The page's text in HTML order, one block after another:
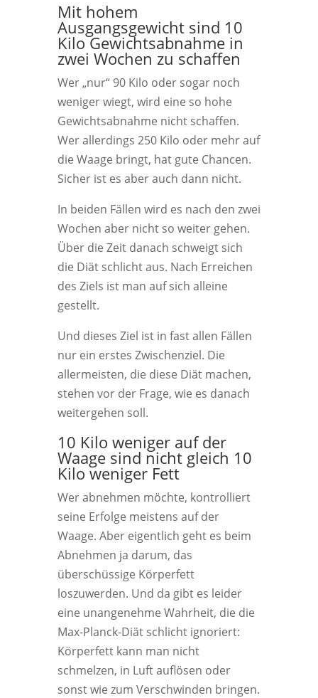
Mit hohem
Ausgangsgewicht sind 10
Kilo Gewichtsabnahme in
zwei Wochen zu schaffen
Wer „nur“ 90 Kilo oder sogar noch
weniger wiegt, wird eine so hohe
Gewichtsabnahme nicht schaffen.
Wer allerdings 250 Kilo oder mehr auf
die Waage bringt, hat gute Chancen.
Sicher ist es aber auch dann nicht.
In beiden Fällen wird es nach den zwei
Wochen aber nicht so weiter gehen.
Über die Zeit danach schweigt sich
die Diät schlicht aus. Nach Erreichen
des Ziels ist man auf sich alleine
gestellt.
Und dieses Ziel ist in fast allen Fällen
nur ein erstes Zwischenziel. Die
allermeisten, die diese Diät machen,
stehen vor der Frage, wie es danach
weitergehen soll.
10 Kilo weniger auf der
Waage sind nicht gleich 10
Kilo weniger Fett
Wer abnehmen möchte, kontrolliert
seine Erfolge meistens auf der
Waage. Aber eigentlich geht es beim
Abnehmen ja darum, das
überschüssige Körperfett
loszuwerden. Und da gibt es leider
eine unangenehme Wahrheit, die die
Max-Planck-Diät schlicht ignoriert:
Körperfett kann man nicht
schmelzen, in Luft auflösen oder
sonst wie zum Verschwinden bringen.